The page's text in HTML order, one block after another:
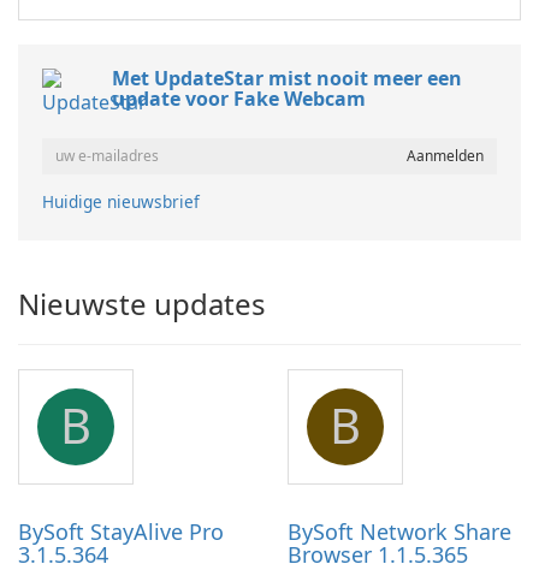
Met UpdateStar mist nooit meer een
update voor Fake Webcam
Huidige nieuwsbrief
Nieuwste updates
B
BySoft StayAlive Pro
3.1.5.364
B
BySoft Network Share
Browser 1.1.5.365